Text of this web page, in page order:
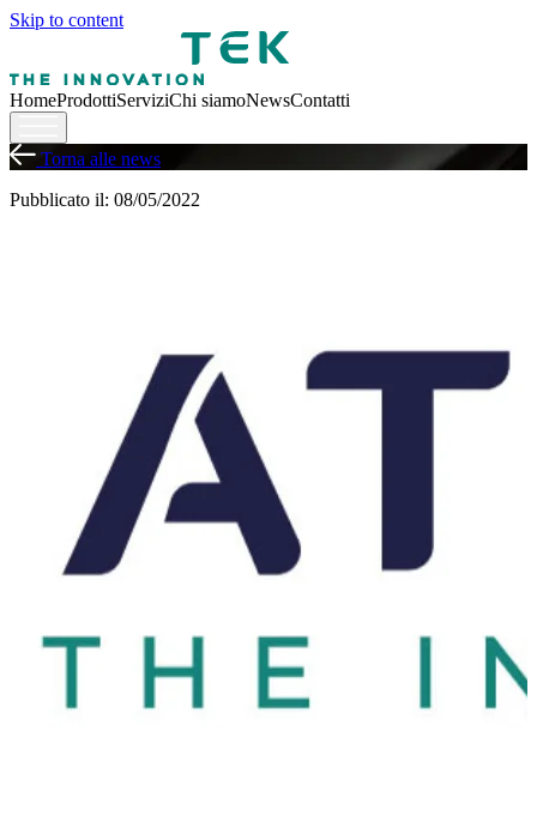
Skip to content
HomeProdottiServiziChi siamoNewsContatti
Torna alle news
Pubblicato il: 08/05/2022